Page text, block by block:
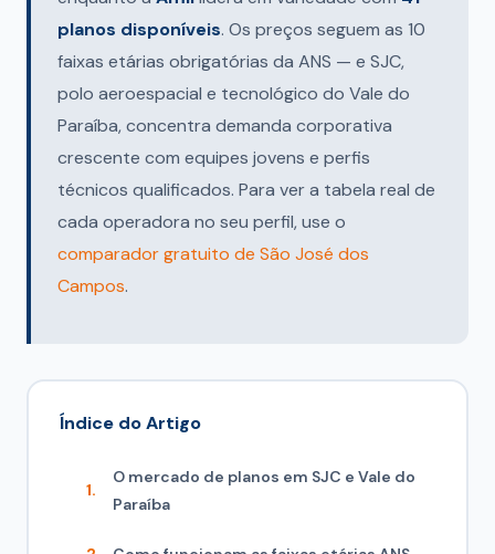
planos disponíveis. Os preços seguem as 10
faixas etárias obrigatórias da ANS — e SJC,
polo aeroespacial e tecnológico do Vale do
Paraíba, concentra demanda corporativa
crescente com equipes jovens e perfis
técnicos qualificados. Para ver a tabela real de
cada operadora no seu perfil, use o
comparador gratuito de São José dos
Campos.
Índice do Artigo
O mercado de planos em SJC e Vale do
Paraíba